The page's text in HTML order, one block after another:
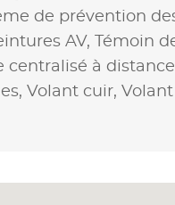
de prévention
AV,
Témoin
centralisé à
Volant cuir,